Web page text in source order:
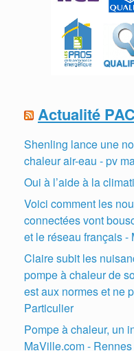
Actualité PAC
Shenling lance une
chaleur air-eau - pv
Oui à l’aide à la
Voici comment les
connectées vont
et le réseau français -
Claire subit les
pompe à chaleur de
est aux normes et ne
Particulier
Pompe à chaleur, un
MaVille.com - Rennes